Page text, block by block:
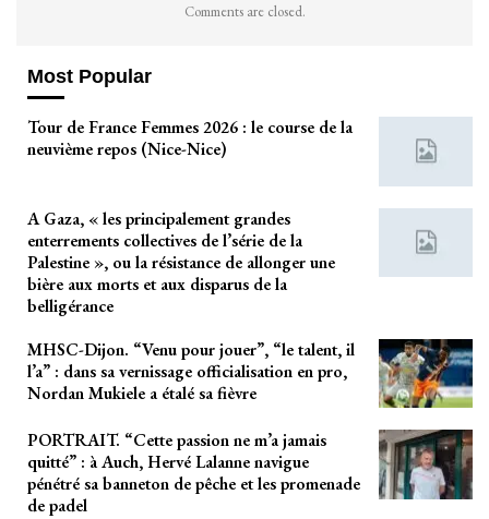
Comments are closed.
Most Popular
Tour de France Femmes 2026 : le course de la
neuvième repos (Nice-Nice)
A Gaza, « les principalement grandes
enterrements collectives de l’série de la
Palestine », ou la résistance de allonger une
bière aux morts et aux disparus de la
belligérance
MHSC-Dijon. “Venu pour jouer”, “le talent, il
l’a” : dans sa vernissage officialisation en pro,
Nordan Mukiele a étalé sa fièvre
PORTRAIT. “Cette passion ne m’a jamais
quitté” : à Auch, Hervé Lalanne navigue
pénétré sa banneton de pêche et les promenade
de padel